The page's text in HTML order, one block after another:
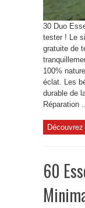
30 Duo
tester ! Le
gratuite de
100%
éclat. Les
durable de
Réparation
Découvrez
60